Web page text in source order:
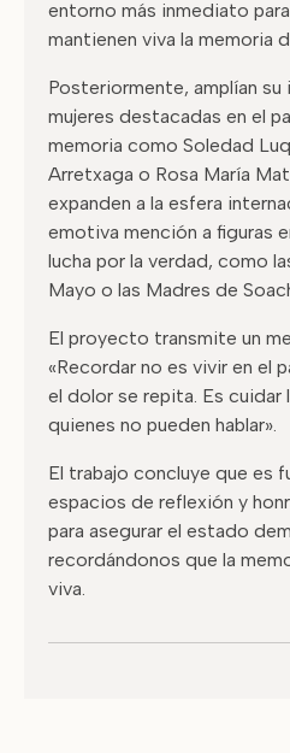
entorno más inmediato
mantienen viva la memoria
Posteriormente, amplían su
mujeres destacadas en el
memoria como Soledad
Arretxaga o Rosa María
expanden a la esfera
emotiva mención a figuras
lucha por la verdad, como
Mayo o las Madres de
El proyecto transmite un
«Recordar no es vivir en el
el dolor se repita. Es cuidar
quienes no pueden hablar».
El trabajo concluye que es
espacios de reflexión y
para asegurar el estado
recordándonos que la
viva.